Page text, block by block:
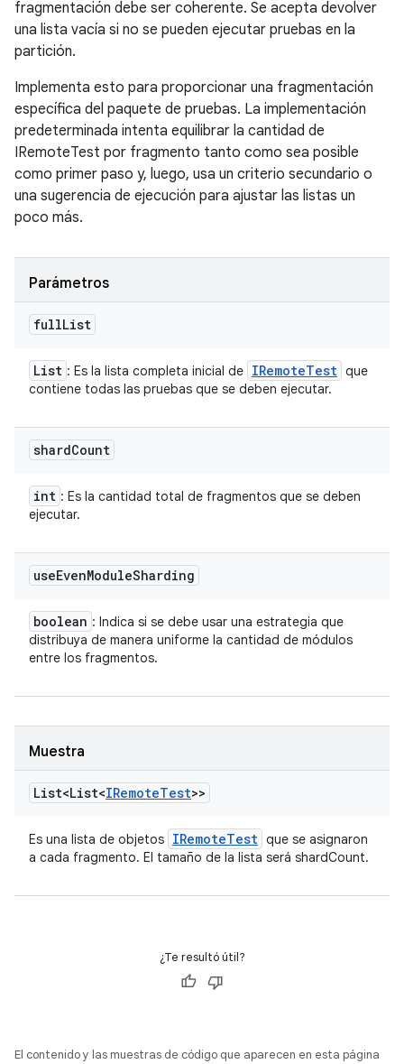
fragmentación debe ser coherente. Se acepta devolver
una lista vacía si no se pueden ejecutar pruebas en la
partición.
Implementa esto para proporcionar una fragmentación
específica del paquete de pruebas. La implementación
predeterminada intenta equilibrar la cantidad de
IRemoteTest por fragmento tanto como sea posible
como primer paso y, luego, usa un criterio secundario o
una sugerencia de ejecución para ajustar las listas un
poco más.
Parámetros
fullList
List : Es la lista completa inicial de IRemoteTest que
contiene todas las pruebas que se deben ejecutar.
shardCount
int : Es la cantidad total de fragmentos que se deben
ejecutar.
useEvenModuleSharding
boolean : Indica si se debe usar una estrategia que
distribuya de manera uniforme la cantidad de módulos
entre los fragmentos.
Muestra
List<List<IRemoteTest>>
Es una lista de objetos IRemoteTest que se asignaron
a cada fragmento. El tamaño de la lista será shardCount.
¿Te resultó útil?
El contenido y las muestras de código que aparecen en esta página